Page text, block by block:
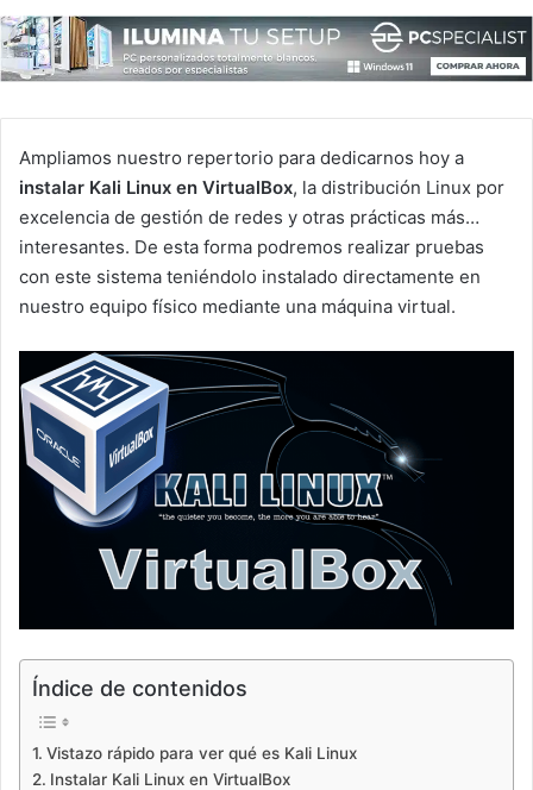
Ampliamos nuestro repertorio para dedicarnos hoy a
instalar Kali Linux en VirtualBox, la distribución Linux por
excelencia de gestión de redes y otras prácticas más…
interesantes. De esta forma podremos realizar pruebas
con este sistema teniéndolo instalado directamente en
nuestro equipo físico mediante una máquina virtual.
Índice de contenidos
Vistazo rápido para ver qué es Kali Linux
Instalar Kali Linux en VirtualBox